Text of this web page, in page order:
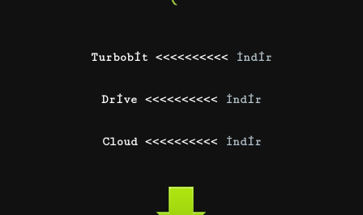
Turbobit <<<<<<<<<< İndir
Drive <<<<<<<<<< İndir
Cloud <<<<<<<<<< İndir